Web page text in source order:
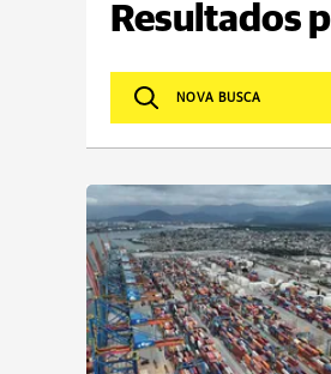
Resultados